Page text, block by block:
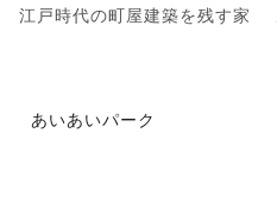
江戸時代の町屋建築を残す家
あいあいパーク